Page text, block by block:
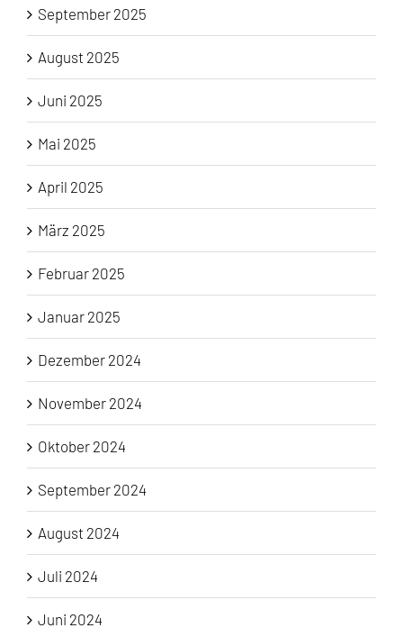
September 2025
August 2025
Juni 2025
Mai 2025
April 2025
März 2025
Februar 2025
Januar 2025
Dezember 2024
November 2024
Oktober 2024
September 2024
August 2024
Juli 2024
Juni 2024